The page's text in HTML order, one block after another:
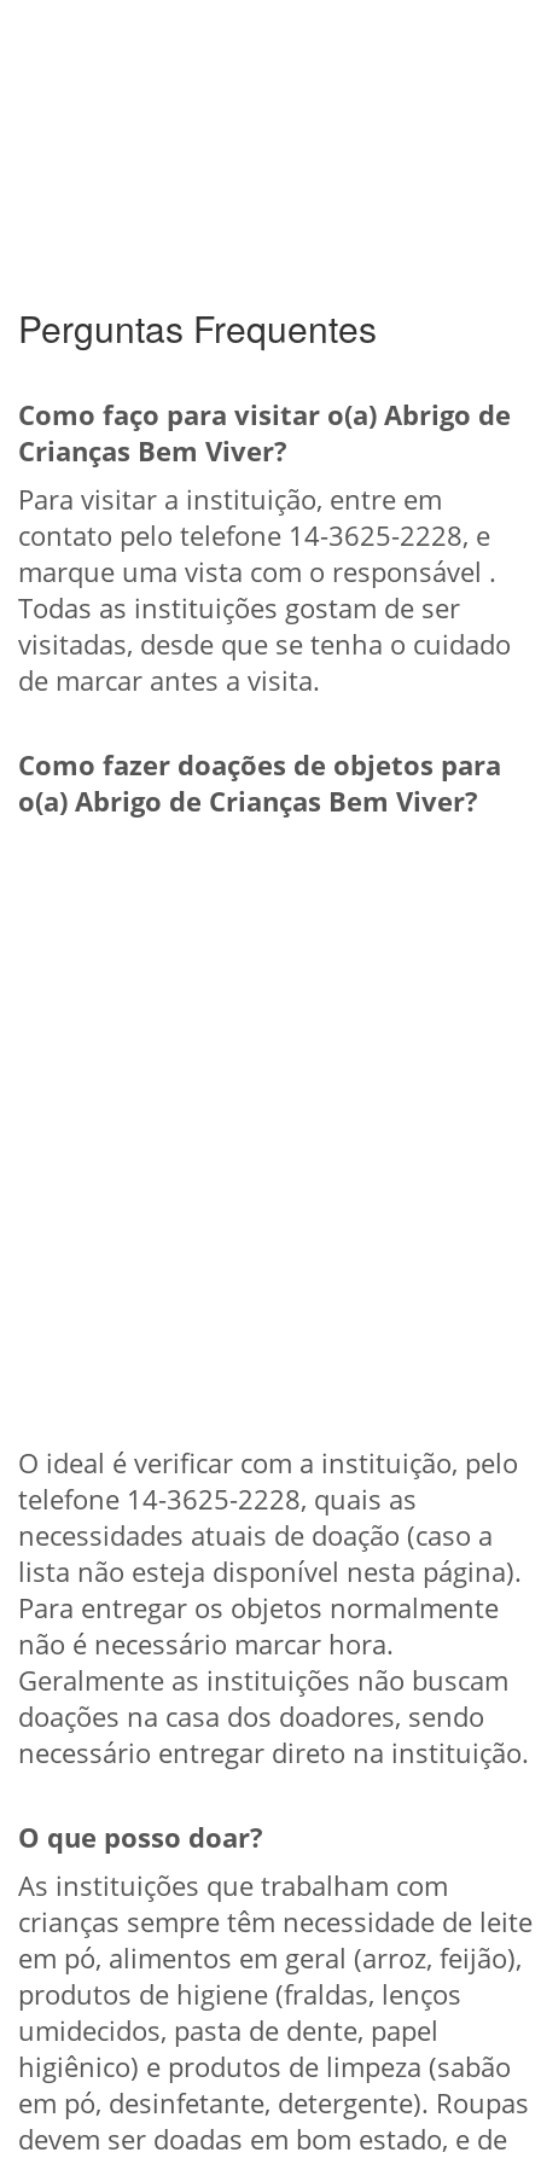
Perguntas Frequentes
Como faço para visitar o(a) Abrigo de
Crianças Bem Viver?
Para visitar a instituição, entre em
contato pelo telefone 14-3625-2228, e
marque uma vista com o responsável .
Todas as instituições gostam de ser
visitadas, desde que se tenha o cuidado
de marcar antes a visita.
Como fazer doações de objetos para
o(a) Abrigo de Crianças Bem Viver?
O ideal é verificar com a instituição, pelo
telefone 14-3625-2228, quais as
necessidades atuais de doação (caso a
lista não esteja disponível nesta página).
Para entregar os objetos normalmente
não é necessário marcar hora.
Geralmente as instituições não buscam
doações na casa dos doadores, sendo
necessário entregar direto na instituição.
O que posso doar?
As instituições que trabalham com
crianças sempre têm necessidade de leite
em pó, alimentos em geral (arroz, feijão),
produtos de higiene (fraldas, lenços
umidecidos, pasta de dente, papel
higiênico) e produtos de limpeza (sabão
em pó, desinfetante, detergente). Roupas
devem ser doadas em bom estado, e de